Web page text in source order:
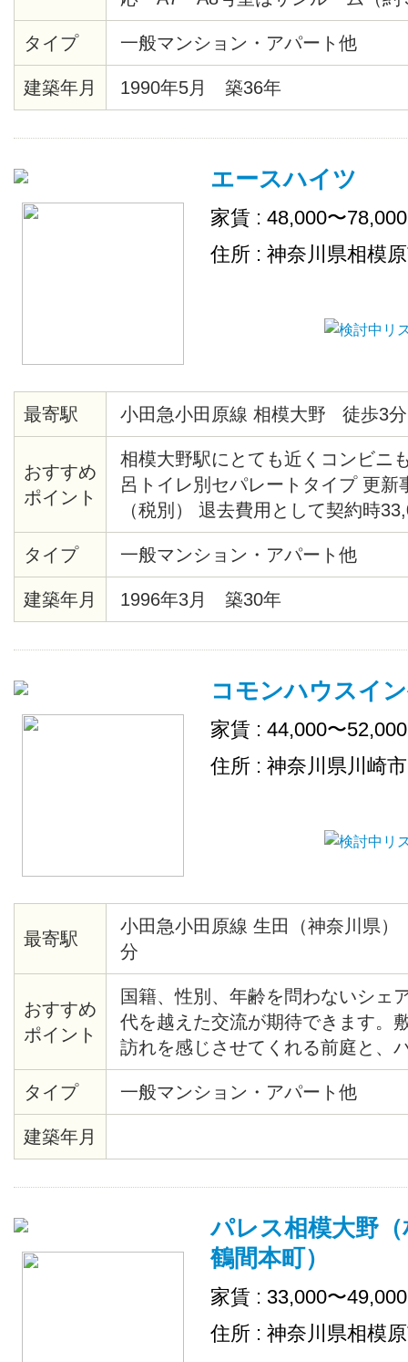
てアトリエ等に利用でき便利です
タイプ
一般マンション・アパート他
建築年月 1990年5月 築36年
エースハイツ
家賃 : 48,000〜
住所 : 神奈川県相模
最寄駅 小田急小田原線 相模大野 徒歩3
おすすめ
ポイント
相模大野駅にとても近くコンビニ
呂トイレ別セパレートタイプ 更新
（税別） 退去費用として契約時
タイプ 一般マンション・アパート他
建築年月 1996年3月 築30年
コモンハウスイ
家賃 : 44,000〜
住所 : 神奈川県川崎
最寄駅
小田急小田原線 生田（神奈川県
分
おすすめ
ポイント
国籍、性別、年齢を問わないシェ
代を越えた交流が期待できます。
訪れを感じさせてくれる前庭と、
楽しめるテラスがあります。近隣
り自然とも共生できる生活が望ま
タイプ 一般マンション・アパート他
建築年月
パレス相模大野
鶴間本町）
家賃 : 33,000〜
住所 : 神奈川県相模